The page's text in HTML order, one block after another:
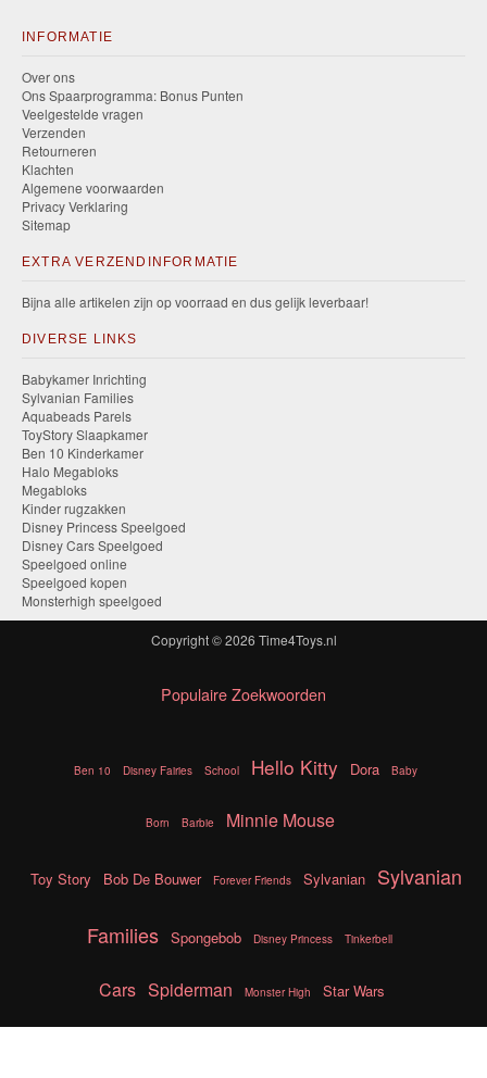
INFORMATIE
Over ons
Ons Spaarprogramma: Bonus Punten
Veelgestelde vragen
Verzenden
Retourneren
Klachten
Algemene voorwaarden
Privacy Verklaring
Sitemap
EXTRA VERZENDINFORMATIE
Bijna alle artikelen zijn op voorraad en dus gelijk leverbaar!
DIVERSE LINKS
Babykamer Inrichting
Sylvanian Families
Aquabeads Parels
ToyStory Slaapkamer
Ben 10 Kinderkamer
Halo Megabloks
Megabloks
Kinder rugzakken
Disney Princess Speelgoed
Disney Cars Speelgoed
Speelgoed online
Speelgoed kopen
Monsterhigh speelgoed
Copyright © 2026 Time4Toys.nl
Populaire Zoekwoorden
Ben 10 Disney Fairies School Hello Kitty Dora Baby
Born Barbie Minnie Mouse
Toy Story Bob De Bouwer Forever Friends Sylvanian Sylvanian
Families Spongebob Disney Princess Tinkerbell
Cars Spiderman Monster High Star Wars